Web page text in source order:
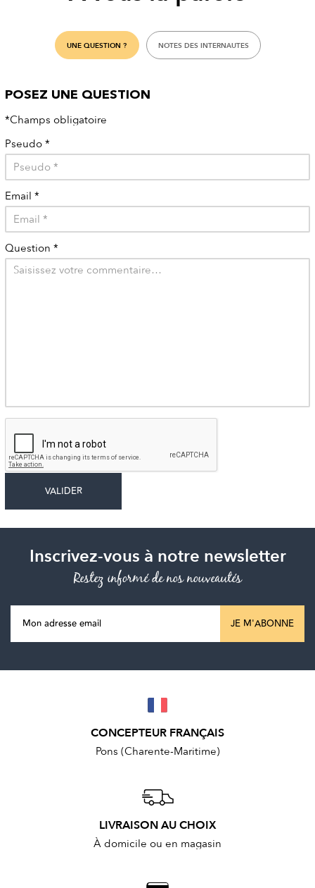
UNE QUESTION ? NOTES DES INTERNAUTES
POSEZ UNE QUESTION
*Champs obligatoire
Pseudo *
Email *
Question *
Inscrivez-vous à notre newsletter
Restez informé de nos nouveautés
JE M'ABONNE
CONCEPTEUR FRANÇAIS
Pons (Charente-Maritime)
LIVRAISON AU CHOIX
À domicile ou en magasin